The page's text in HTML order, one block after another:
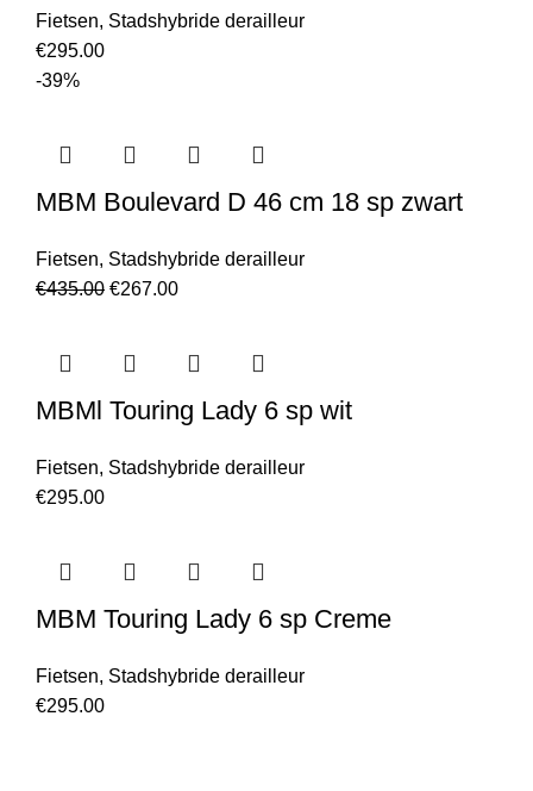
Fietsen, Stadshybride derailleur
€295.00
-39%
MBM Boulevard D 46 cm 18 sp zwart
Fietsen, Stadshybride derailleur
€435.00 €267.00
MBMl Touring Lady 6 sp wit
Fietsen, Stadshybride derailleur
€295.00
MBM Touring Lady 6 sp Creme
Fietsen, Stadshybride derailleur
€295.00